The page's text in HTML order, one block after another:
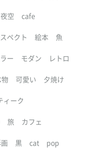
夜空 cafe
ペクト 絵本 魚
ー モダン レトロ
可愛い 夕焼け
ィーク
旅 カフェ
黒 cat pop